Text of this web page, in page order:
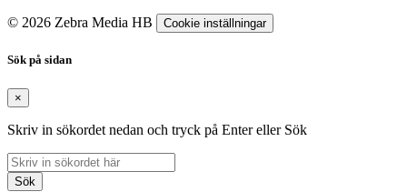
© 2026 Zebra Media HB Cookie inställningar
Sök på sidan
×
Skriv in sökordet nedan och tryck på Enter eller Sök
Sök